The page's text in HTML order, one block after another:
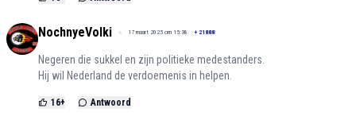
NochnyeVolki 17 maart 2025 om 15:38 + 21888
Negeren die sukkel en zijn politieke medestanders.
Hij wil Nederland de verdoemenis in helpen.
16+ Antwoord